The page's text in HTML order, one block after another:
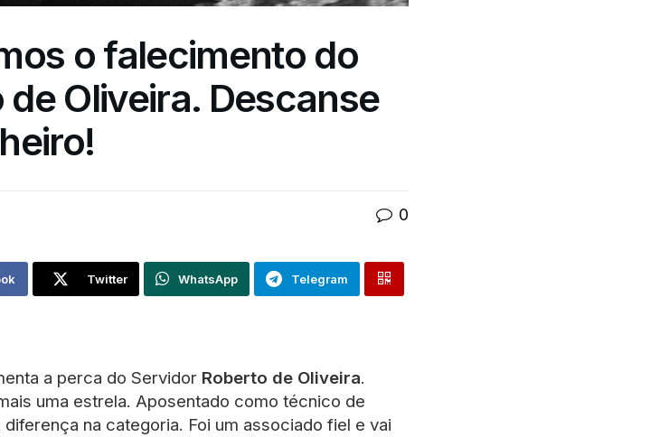
o falecimento do
Oliveira. Descanse
0
Twitter WhatsApp Telegram
a perca do Servidor Roberto de Oliveira.
uma estrela. Aposentado como técnico de
na categoria. Foi um associado fiel e vai